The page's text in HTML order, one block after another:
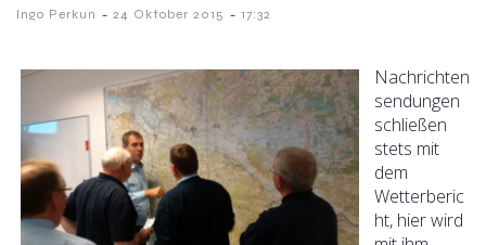
Ingo Perkun - 24 Oktober 2015 - 17:32
Nachrichten
sendungen
schließen
stets mit
dem
Wetterberic
ht, hier wird